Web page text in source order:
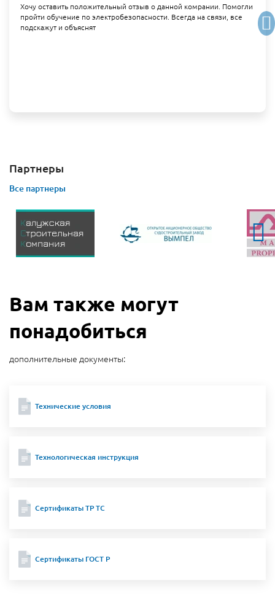
Хочу оставить положительный отзыв о данной комрании. Помогли
пройти обучение по электробезопасности. Всегда на связи, все
подскажут и объяснят
Партнеры
Все партнеры
Вам также могут
понадобиться
дополнительные документы:
Технические условия
Технологическая инструкция
Сертификаты ТР ТС
Сертификаты ГОСТ Р